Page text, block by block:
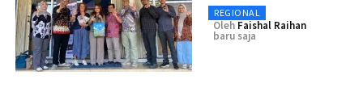
REGIONAL
Oleh Faishal Raihan
baru saja